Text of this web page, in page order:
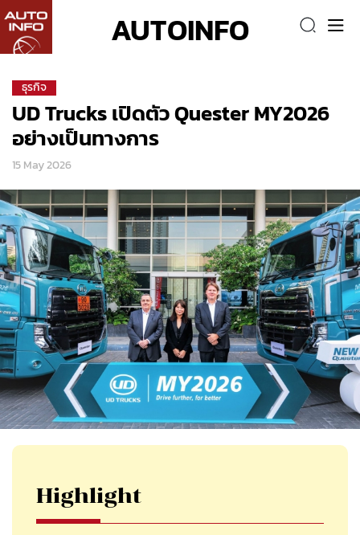
AUTOINFO
ธุรกิจ
UD Trucks เปิดตัว Quester MY2026
อย่างเป็นทางการ
15 May 2026
Highlight